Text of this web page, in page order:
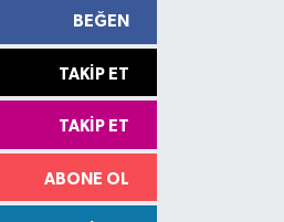
BEĞEN
TAKIP ET
TAKIP ET
ABONE OL